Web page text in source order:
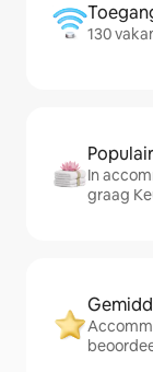
130
In
graag